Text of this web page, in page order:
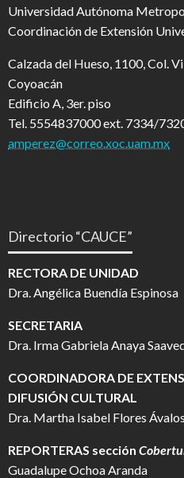
Universidad Autónoma
Coordinación de Extensión
Calzada del Hueso, 1100, Col.
Coyoacán
Edificio A, 3er. piso
Tel. 5554837000 ext. 7334/
amperez@correo.xoc.uam.mx
Directorio “CAUCE”
RECTORA DE UNIDAD
Dra. Angélica Buendía Espinosa
SECRETARIA
Dra. Irma Gabriela Anaya
COORDINADORA DE
DIFUSIÓN CULTURAL
Dra. Martha Isabel Flores Ávalos
REPORTERAS sección
Guadalupe Ochoa Aranda